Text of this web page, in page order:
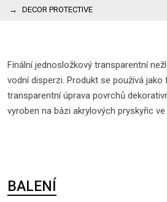
DECOR PROTECTIVE
Finální jednosložkový transparentní
vodní disperzi. Produkt se používá jako
transparentní úprava povrchů
vyroben na bázi akrylových pryskyřic
BALENÍ